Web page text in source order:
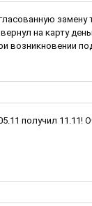
на карту
возникновении
получил